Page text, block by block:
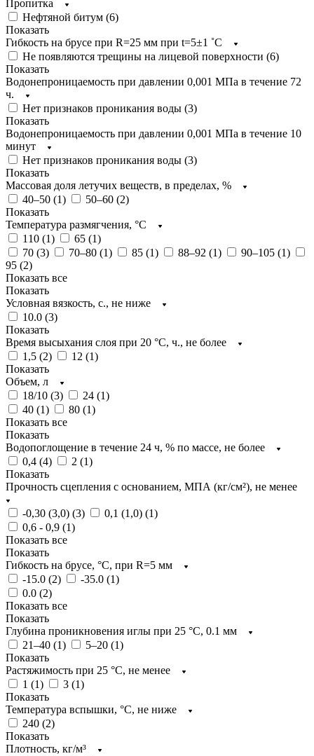
Пропитка
Нефтяной битум (6)
Показать
Гибкость на брусе при R=25 мм при t=5±1 ˚С
Не появляются трещины на лицевой поверхности (6)
Показать
Водонепроницаемость при давлении 0,001 МПа в течение 72
ч.
Нет признаков проникания воды (3)
Показать
Водонепроницаемость при давлении 0,001 МПа в течение 10
минут
Нет признаков проникания воды (3)
Показать
Массовая доля летучих веществ, в пределах, %
40–50 (1) 50–60 (2)
Показать
Температура размягчения, °С
110 (1) 65 (1)
70 (3) 70–80 (1) 85 (1) 88–92 (1) 90–105 (1)
95 (2)
Показать все
Показать
Условная вязкость, с., не ниже
10.0 (3)
Показать
Время высыхания слоя при 20 °С, ч., не более
1,5 (2) 12 (1)
Показать
Объем, л
18/10 (3) 24 (1)
40 (1) 80 (1)
Показать все
Показать
Водопоглощение в течение 24 ч, % по массе, не более
0,4 (4) 2 (1)
Показать
Прочность сцепления с основанием, МПА (кг/см²), не менее
-0,30 (3,0) (3) 0,1 (1,0) (1)
0,6 - 0,9 (1)
Показать все
Показать
Гибкость на брусе, °С, при R=5 мм
-15.0 (2) -35.0 (1)
0.0 (2)
Показать все
Показать
Глубина проникновения иглы при 25 °C, 0.1 мм
21–40 (1) 5–20 (1)
Показать
Растяжимость при 25 °C, не менее
1 (1) 3 (1)
Показать
Температура вспышки, °C, не ниже
240 (2)
Показать
Плотность, кг/м³